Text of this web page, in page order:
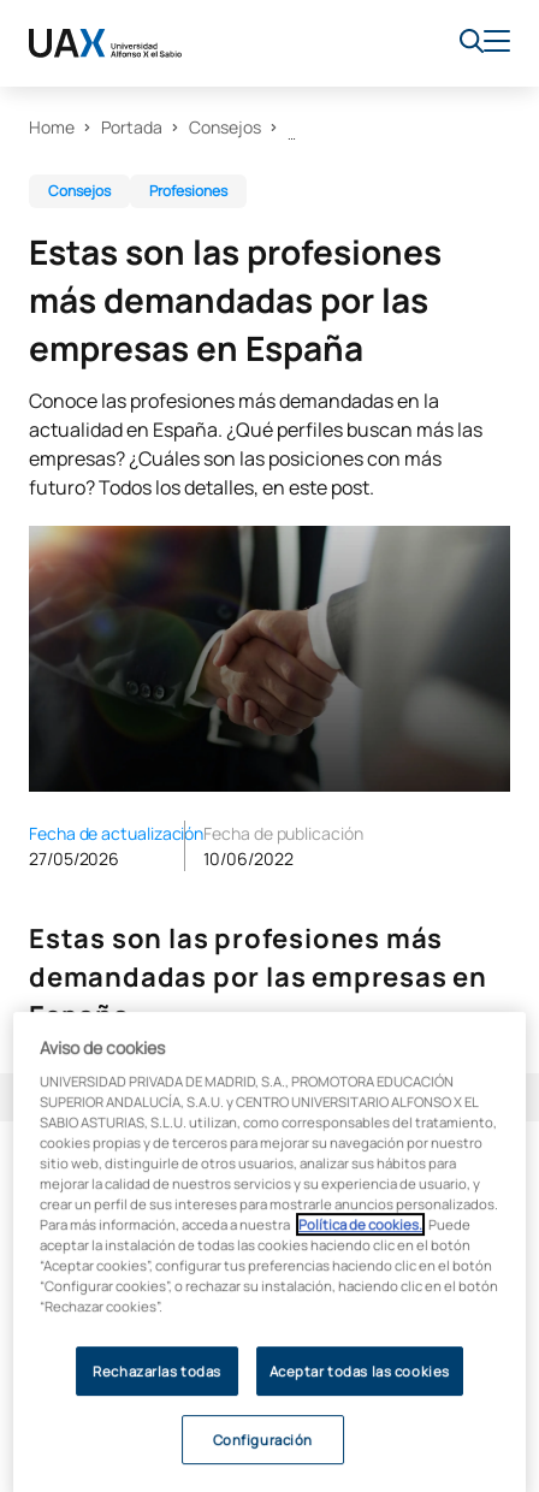
Home Portada Consejos
Consejos Profesiones
Estas son las profesiones
más demandadas por las
empresas en España
Conoce las profesiones más demandadas en la
actualidad en España. ¿Qué perfiles buscan más las
empresas? ¿Cuáles son las posiciones con más
futuro? Todos los detalles, en este post.
Fecha de actualización
27/05/2026
Fecha de publicación
10/06/2022
Estas son las profesiones más
demandadas por las empresas en
España
Índice de contenidos
Ingenieros informáticos
Responsables de desarrollo de negocio
Arquitectos de sistemas en la nube
Ingenieros de machine learning
Conoce las profesiones más demandadas en la actualidad en
España. ¿Qué perfiles buscan más las empresas? ¿Cuáles son
las posiciones con más futuro? Todos los detalles, en este
post.
Las necesidades cambiantes de la sociedad hacen ineludible
la importancia de adaptarse a las demandas actuales y dirigir
nuestros pasos profesionales hacia aquellas profesiones que
tienen asegurado su lugar de cara a futuro en el tejido
empresarial. Es por ello, que hay que emprender una
búsqueda activa de las profesiones más demandadas y
buscar asesoramiento para elegir la mejor opción formativa
con la que convertirnos en ese perfil profesional que se rifan
Aviso de cookies
UNIVERSIDAD PRIVADA DE MADRID, S.A., PROMOTORA EDUCACIÓN
SUPERIOR ANDALUCÍA, S.A.U. y CENTRO UNIVERSITARIO ALFONSO X EL
SABIO ASTURIAS, S.L.U. utilizan, como corresponsables del tratamiento,
cookies propias y de terceros para mejorar su navegación por nuestro
sitio web, distinguirle de otros usuarios, analizar sus hábitos para
mejorar la calidad de nuestros servicios y su experiencia de usuario, y
crear un perfil de sus intereses para mostrarle anuncios personalizados.
Para más información, acceda a nuestra Política de cookies. . Puede
aceptar la instalación de todas las cookies haciendo clic en el botón
“Aceptar cookies”, configurar tus preferencias haciendo clic en el botón
“Configurar cookies”, o rechazar su instalación, haciendo clic en el botón
“Rechazar cookies”.
Rechazarlas todas Aceptar todas las cookies
Configuración